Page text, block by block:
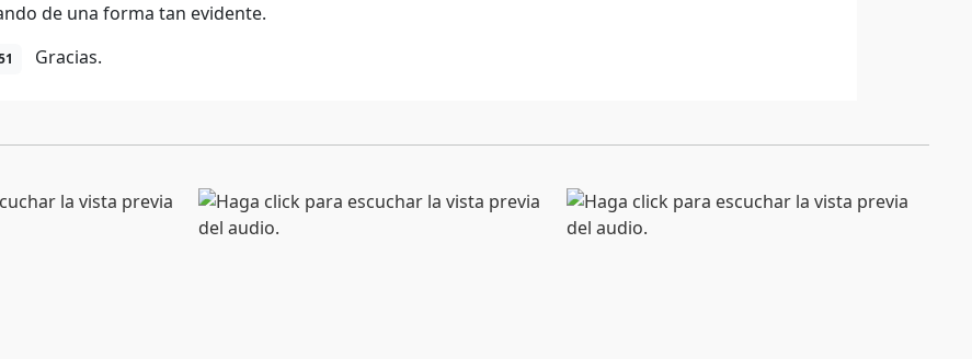
de una forma tan evidente.
Gracias.